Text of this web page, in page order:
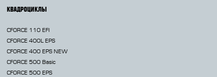
КВАДРОЦИКЛЫ
CFORCE 110 EFI
CFORCE 400L EPS
CFORCE 400 EPS NEW
CFORCE 500 Basic
CFORCE 500 EPS